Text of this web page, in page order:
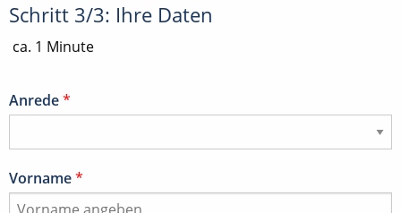
Schritt 3/3: Ihre Daten
ca. 1 Minute
Anrede*
Vorname*